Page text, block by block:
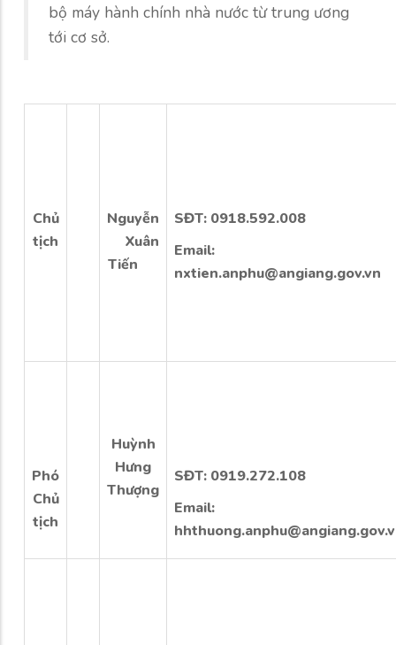
bộ máy hành chính nhà nước từ trung ương
tới cơ sở.
Chủ
tịch
Nguyễn
Xuân
Tiến
SĐT:
Email:
nxtien.anphu@angiang.gov.vn
Phó
Chủ
tịch
Huỳnh
Hưng
Thượng
SĐT: 0919.272.108
Email: